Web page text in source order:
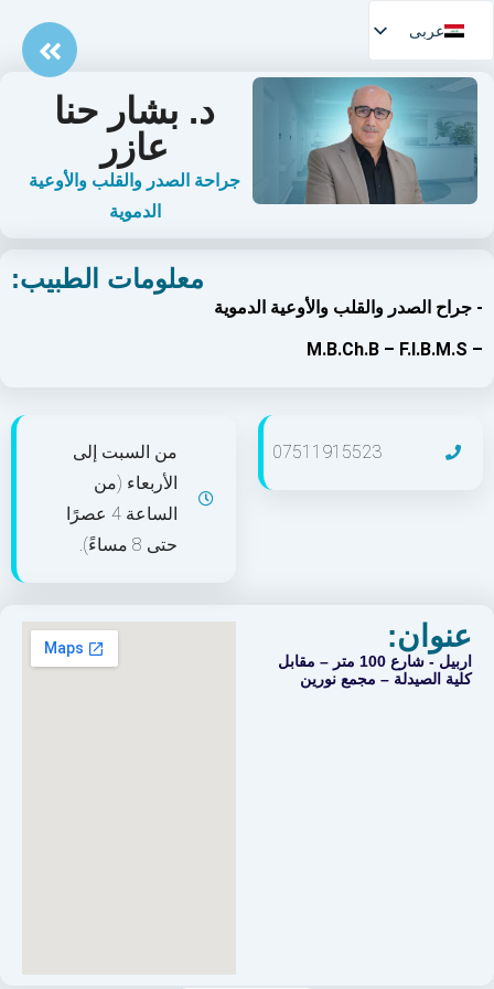
د. بشار حنا
عازر​
جراحة الصدر والقلب والأوعية
الدموية
معلومات الطبيب:
- جراح الصدر والقلب والأوعية الدموية
– M.B.Ch.B – F.I.B.M.S
07511915523
من السبت إلى
الأربعاء (من
الساعة 4 عصرًا
حتى 8 مساءً).
عنوان:
اربیل - شارع 100 متر – مقابل
كلية الصيدلة – مجمع نورين
عربی